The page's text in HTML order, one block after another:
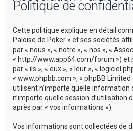
Politique de
Cette politique explique en détail
Paloise de Poker » et ses sociétés
par « nous », « notre », « nos », «
« http://www.app64.com/forum ») et
par « ils », « eux », « leur », « logiciel
« www.phpbb.com », « phpBB Limited
utilisent n’importe quelle information
n’importe quelle session d’utilisation
après par « vos informations »).
Vos informations sont collectées de